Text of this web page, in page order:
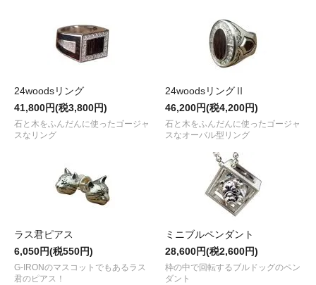
24woodsリング
41,800円(税3,800円)
石と木をふんだんに使ったゴージャ
スなリング
24woodsリングⅡ
46,200円(税4,200円)
石と木をふんだんに使ったゴージャ
スなオーバル型リング
ラス君ピアス
6,050円(税550円)
G-IRONのマスコットでもあるラス
君のピアス！
ミニブルペンダント
28,600円(税2,600円)
枠の中で回転するブルドッグのペン
ダント